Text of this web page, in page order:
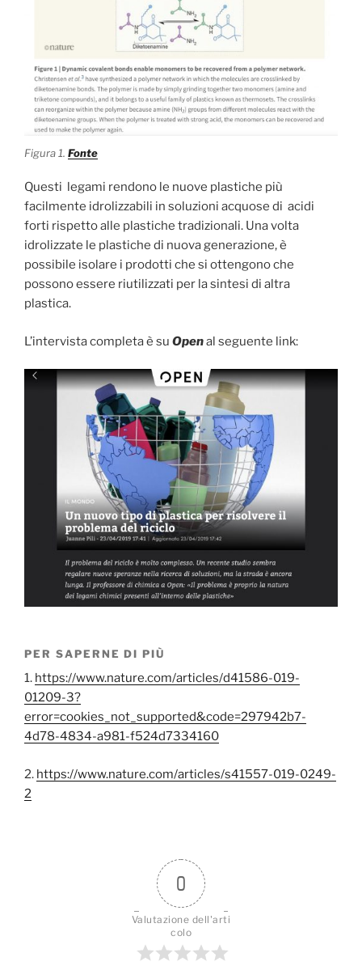
Figura 1. Fonte
Questi legami rendono le nuove plastiche più
facilmente idrolizzabili in soluzioni acquose di acidi
forti rispetto alle plastiche tradizionali. Una volta
idrolizzate le plastiche di nuova generazione, è
possibile isolare i prodotti che si ottengono che
possono essere riutilizzati per la sintesi di altra
plastica.
L’intervista completa è su Openal seguente link:
PER SAPERNE DI PIÙ
1. https://www.nature.com/articles/d41586-019-
01209-3?
error=cookies_not_supported&code=297942b7-
4d78-4834-a981-f524d7334160
2. https://www.nature.com/articles/s41557-019-0249-
2
0
Valutazione dell'arti
colo